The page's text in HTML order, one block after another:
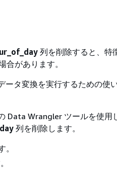
列を削除すると、特
があります。
ータ変換を実行するための使
Data Wrangler ツールを使用
列を削除します。